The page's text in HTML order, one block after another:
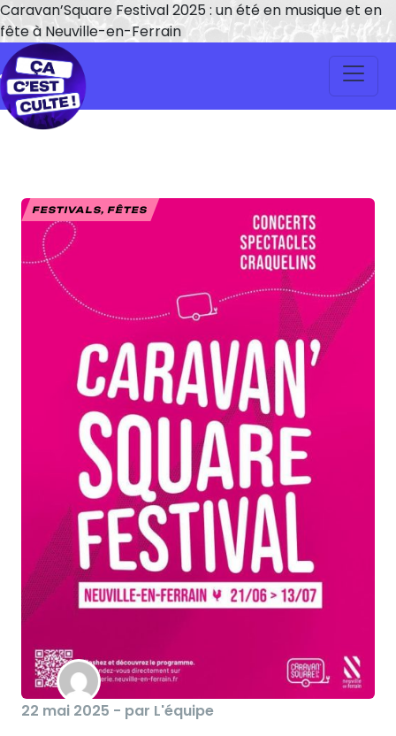
Caravan’Square Festival 2025 : un été en musique et en
fête à Neuville-en-Ferrain
FESTIVALS, FÊTES
22 mai 2025 - par L'équipe